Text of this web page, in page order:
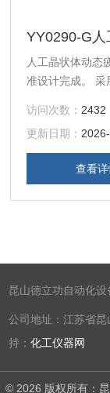
YY0290-G
人工晶状体动态
准设计完成。 采用5.7英寸（120×90）单彩液晶显示屏，中
访问次数： 2432
更新日期：
查看
昆山德立功自动化设
公司地址：江苏省
持：化工仪器网
© 2026 版权所有：